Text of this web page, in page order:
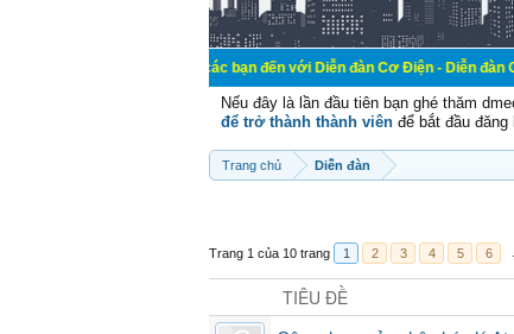
Chào mừng các bạn đến với Diễn đàn Cơ Điện - Diễn đàn Cơ điện
Nếu đây là lần đầu tiên bạn ghé thăm
để trở thành thành viên để bắt đầu
Trang chủ Diễn đàn
Trang 1 của 10 trang 1 2 3 4 5 6
TIÊU ĐỀ